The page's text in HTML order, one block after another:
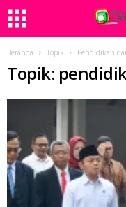
Beranda Topik Pendidikan
Topik: